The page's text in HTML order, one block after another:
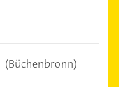
(Büchenbronn)